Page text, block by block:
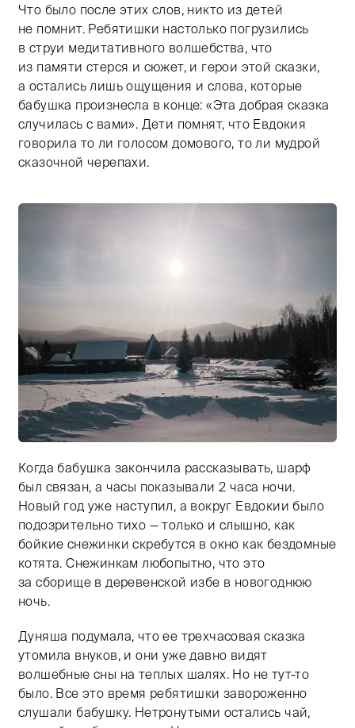
Что было после этих слов, никто из детей
не помнит. Ребятишки настолько погрузились
в струи медитативного волшебства, что
из памяти стерся и сюжет, и герои этой сказки,
а остались лишь ощущения и слова, которые
бабушка произнесла в конце: «Эта добрая сказка
случилась с вами». Дети помнят, что Евдокия
говорила то ли голосом домового, то ли мудрой
сказочной черепахи.
Тифлокомментарий: цветная фотография. Зимний
Когда бабушка закончила рассказывать, шарф
был связан, а часы показывали 2 часа ночи.
Новый год уже наступил, а вокруг Евдокии было
подозрительно тихо — только и слышно, как
бойкие снежинки скребутся в окно как бездомные
котята. Снежинкам любопытно, что это
за сборище в деревенской избе в новогоднюю
ночь.
Дуняша подумала, что ее трехчасовая сказка
утомила внуков, и они уже давно видят
волшебные сны на теплых шалях. Но не тут-то
было. Все это время ребятишки завороженно
слушали бабушку. Нетронутыми остались чай,